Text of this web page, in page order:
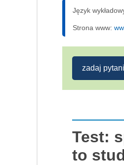
Język
Strona www:
zadaj
Test:
to